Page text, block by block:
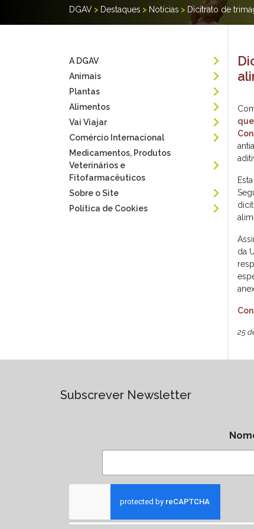
DGAV > Destaques > Notícias > Dicitrato de
A DGAV
Animais
Plantas
Alimentos
Vai Viajar
Comércio Internacional
Medicamentos, Produtos
Veterinários e
Fitofarmacêuticos
Sobre o Site
Política de Cookies
da
25
Subscrever Newsletter